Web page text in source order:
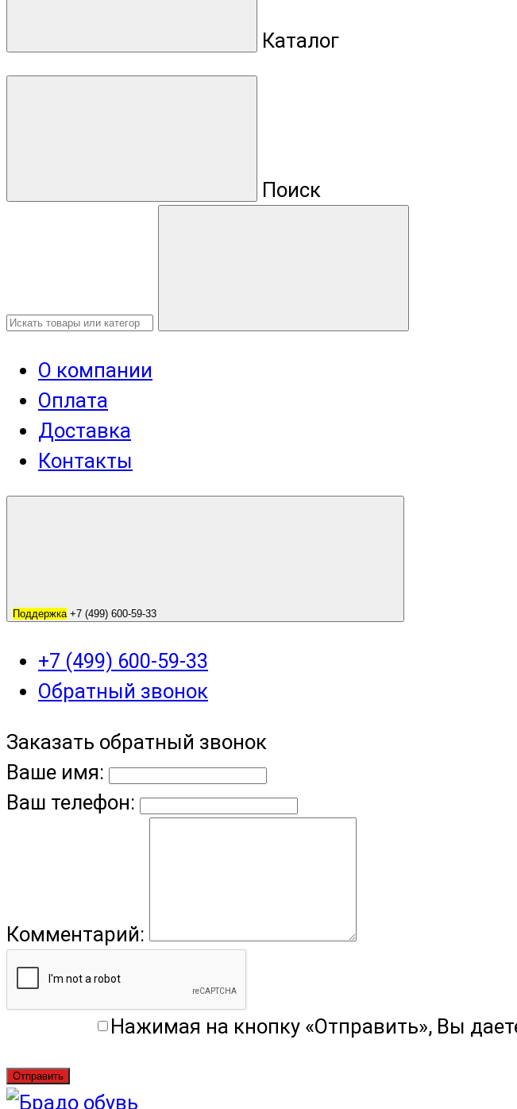
Каталог
Поиск
О компании
Оплата
Доставка
Контакты
Поддержка+7 (499) 600-59-33
+7 (499) 600-59-33
Обратный звонок
Заказать обратный звонок
Ваше имя:
Ваш телефон:
Комментарий:
Нажимая на кнопку «Отправить», Вы
Отправить